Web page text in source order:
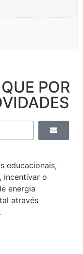
POR
educacionais,
incentivar o
energia
através